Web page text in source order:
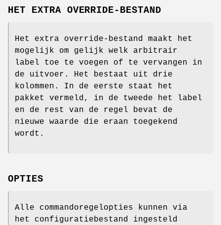
HET EXTRA OVERRIDE-BESTAND
Het extra override-bestand maakt het
mogelijk om gelijk welk arbitrair
label toe te voegen of te vervangen in
de uitvoer. Het bestaat uit drie
kolommen. In de eerste staat het
pakket vermeld, in de tweede het label
en de rest van de regel bevat de
nieuwe waarde die eraan toegekend
wordt.
OPTIES
Alle commandoregelopties kunnen via
het configuratiebestand ingesteld